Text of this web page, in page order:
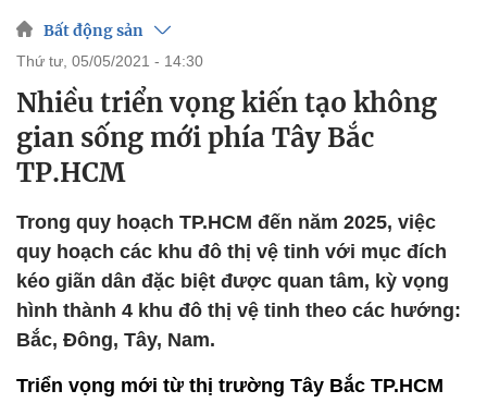
Bất động sản
thứ tư, 05/05/2021 - 14:30
Nhiều triển vọng kiến tạo không
gian sống mới phía Tây Bắc
TP.HCM
Trong quy hoạch TP.HCM đến năm 2025, việc
quy hoạch các khu đô thị vệ tinh với mục đích
kéo giãn dân đặc biệt được quan tâm, kỳ vọng
hình thành 4 khu đô thị vệ tinh theo các hướng:
Bắc, Đông, Tây, Nam.
Triển vọng mới từ thị trường Tây Bắc TP.HCM